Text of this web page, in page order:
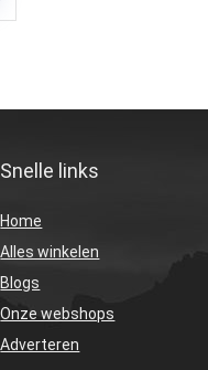
Snelle links
Home
Alles winkelen
Blogs
Onze webshops
Adverteren